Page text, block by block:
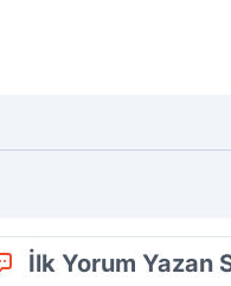
İlk Yorum Yazan